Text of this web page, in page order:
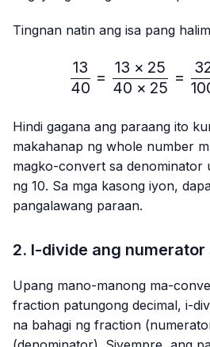
Tingnan natin ang isa pang
40
13
=
40 × 25
13 × 25
=
Hindi gagana ang paraang ito
makahanap ng whole number
magko-convert sa denominator
ng 10. Sa mga kasong iyon,
pangalawang paraan.
2. I-divide ang
Upang mano-manong ma-
fraction patungong decimal, i-
na bahagi ng fraction